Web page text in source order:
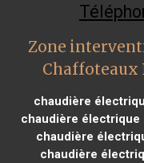
Zone
Chaffoteaux
chaudière
chaudière électrique
chaudière
chaudière